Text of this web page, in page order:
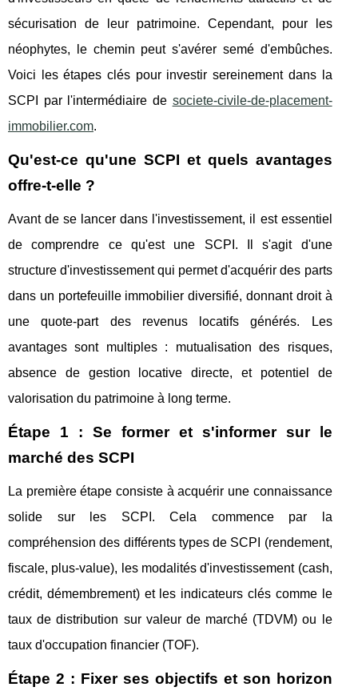
sécurisation de leur patrimoine. Cependant, pour les
néophytes, le chemin peut s'avérer semé d'embûches.
Voici les étapes clés pour investir sereinement dans la
SCPI par l'intermédiaire de societe-civile-de-placement-
immobilier.com.
Qu'est-ce qu'une SCPI et quels avantages
offre-t-elle ?
Avant de se lancer dans l'investissement, il est essentiel
de comprendre ce qu'est une SCPI. Il s'agit d'une
structure d'investissement qui permet d'acquérir des parts
dans un portefeuille immobilier diversifié, donnant droit à
une quote-part des revenus locatifs générés. Les
avantages sont multiples : mutualisation des risques,
absence de gestion locative directe, et potentiel de
valorisation du patrimoine à long terme.
Étape 1 : Se former et s'informer sur le
marché des SCPI
La première étape consiste à acquérir une connaissance
solide sur les SCPI. Cela commence par la
compréhension des différents types de SCPI (rendement,
fiscale, plus-value), les modalités d'investissement (cash,
crédit, démembrement) et les indicateurs clés comme le
taux de distribution sur valeur de marché (TDVM) ou le
taux d'occupation financier (TOF).
Étape 2 : Fixer ses objectifs et son horizon